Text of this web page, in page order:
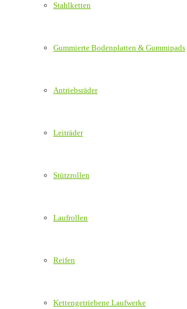
Stahlketten
Gummierte Bodenplatten & Gummipads
Antriebsräder
Leiträder
Stützrollen
Laufrollen
Reifen
Kettengetriebene Laufwerke